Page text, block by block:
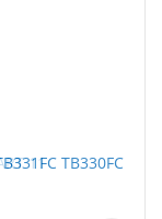
TB330FC